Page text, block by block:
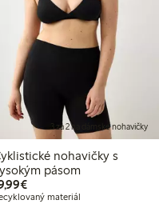
3 za 2 na dámske nohavičky
nohavičky s
pásom
19,99 €
materiál